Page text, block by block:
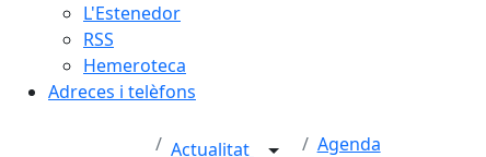
L'Estenedor
RSS
Hemeroteca
Adreces i telèfons
Actualitat Agenda